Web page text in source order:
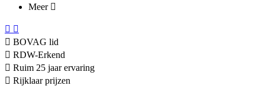
Meer
BOVAG lid
RDW-Erkend
Ruim 25 jaar ervaring
Rijklaar prijzen